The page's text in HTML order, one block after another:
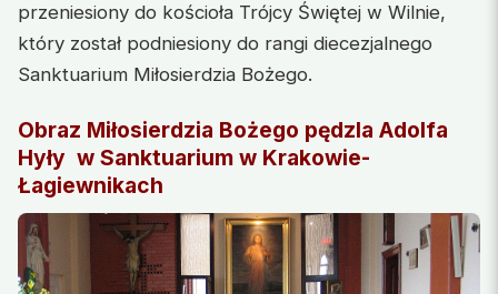
przeniesiony do kościoła Trójcy Świętej w Wilnie,
który został podniesiony do rangi diecezjalnego
Sanktuarium Miłosierdzia Bożego.
Obraz Miłosierdzia Bożego pędzla Adolfa
Hyły w Sanktuarium w Krakowie-
Łagiewnikach